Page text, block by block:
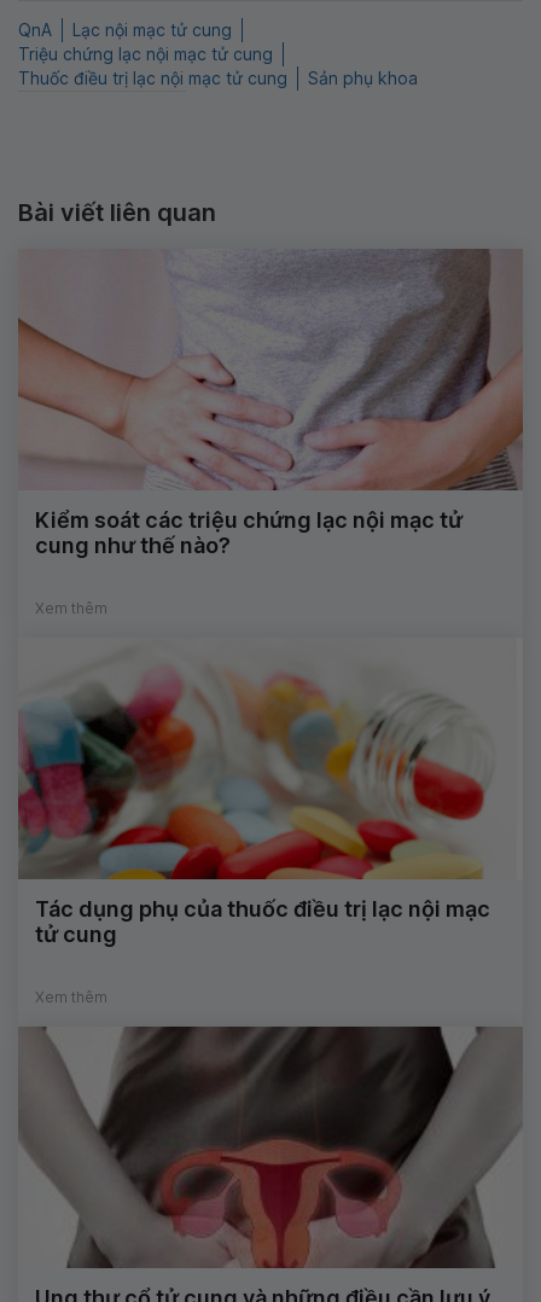
QnA
Lạc nội mạc tử cung
Triệu chứng lạc nội mạc tử cung
Thuốc điều trị lạc nội mạc tử cung
Sản phụ khoa
Bài viết liên quan
Kiểm soát các triệu chứng lạc nội mạc tử
cung như thế nào?
Xem thêm
Tác dụng phụ của thuốc điều trị lạc nội mạc
tử cung
Xem thêm